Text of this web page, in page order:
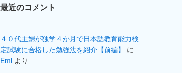
最近のコメント
４０代主婦が独学４か月で日本語教育能力検
定試験に合格した勉強法を紹介【前編】
に
Emi より